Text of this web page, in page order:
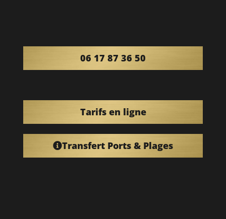
06 17 87 36 50
Tarifs en ligne
Transfert Ports & Plages